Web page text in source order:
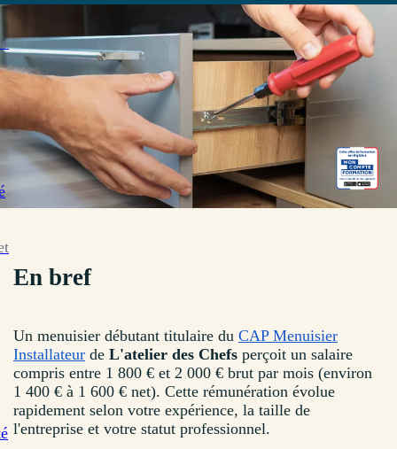
En bref
Un menuisier débutant titulaire du CAP Menuisier
Installateur de L'atelier des Chefs perçoit un salaire
compris entre 1 800 € et 2 000 € brut par mois (environ
1 400 € à 1 600 € net). Cette rémunération évolue
rapidement selon votre expérience, la taille de
l'entreprise et votre statut professionnel.